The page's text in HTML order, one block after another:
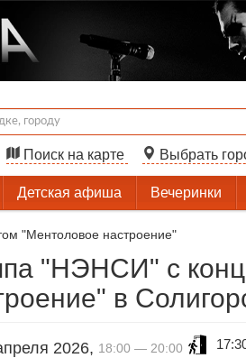
Поиск на карте Выбрать
Детская афиша Вечеринки
"Ментоловое настроение"
"НЭНСИ" с
в
2026, 18:00 — 20:00